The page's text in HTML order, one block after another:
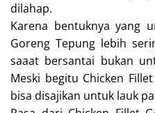
dilahap.
Karena bentuknya yang
Goreng Tepung lebih
saaat bersantai bukan
Meski begitu Chicken
bisa disajikan untuk lauk